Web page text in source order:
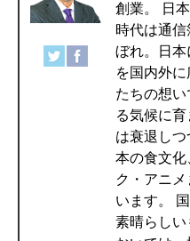
創業。 日
時代は通信
ぼれ。日本
を国内外
たちの想
る気候に
は衰退しつ
本の食文化
ク・アニ
います。
素晴らしい